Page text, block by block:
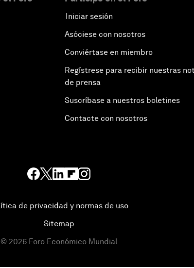
Iniciar sesión
Asóciese con nosotros
Conviértase en miembro
Regístrese para recibir nuestras
de prensa
Suscríbase a nuestros boletines
Contacte con nosotros
de privacidad y normas de uso
Sitemap
© 2026 Foro Económico Mundial